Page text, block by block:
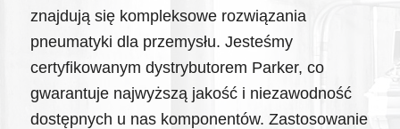
znajdują się kompleksowe rozwiązania
pneumatyki dla przemysłu. Jesteśmy
certyfikowanym dystrybutorem Parker, co
gwarantuje najwyższą jakość i niezawodność
dostępnych u nas komponentów. Zastosowanie